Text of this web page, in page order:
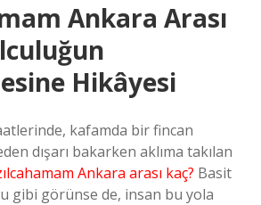
Ankara Arası
Hikâyesi
kafamda bir fincan
dışarı bakarken aklıma takılan
Ankara arası kaç? Basit
gibi görünse de, insan bu yola